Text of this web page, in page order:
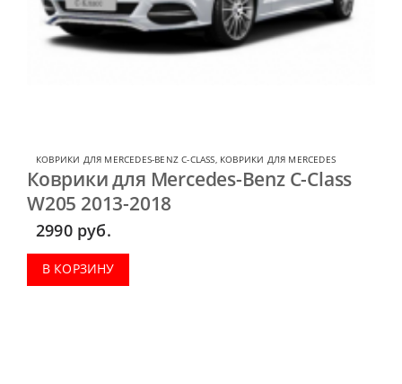
КОВРИКИ ДЛЯ MERCEDES-BENZ C-CLASS, КОВРИКИ ДЛЯ MERCEDES
Коврики для Mercedes-Benz C-Class
W205 2013-2018
2990 руб.
В КОРЗИНУ